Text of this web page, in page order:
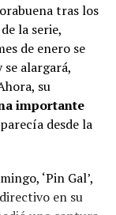
tras los
la serie,
de enero se
alargará,
su
importante
desde la
‘Pin Gal’,
en su